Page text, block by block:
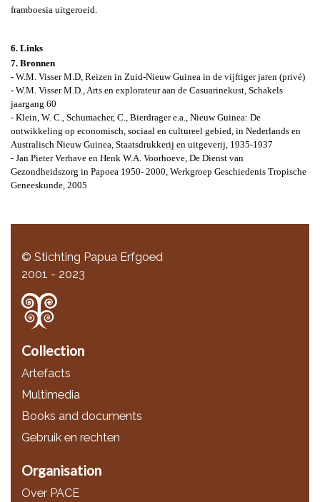
framboesia uitgeroeid.
6. Links
7. Bronnen
- W.M. Visser M.D, Reizen in Zuid-Nieuw Guinea in de vijftiger jaren (privé)
- W.M. Visser M.D., Arts en explorateur aan de Casuarinekust, Schakels
jaargang 60
- Klein, W. C., Schumacher, C., Bierdrager e.a., Nieuw Guinea: De
ontwikkeling op economisch, sociaal en cultureel gebied, in Nederlands en
Australisch Nieuw Guinea, Staatsdrukkerij en uitgeverij, 1935-1937
- Jan Pieter Verhave en Henk W.A. Voorhoeve, De Dienst van
Gezondheidszorg in Papoea 1950- 2000, Werkgroep Geschiedenis Tropische
Geneeskunde, 2005
© Stichting Papua Erfgoed
2001 - 2023
Collection
Artefacts
Multimedia
Books and documents
Gebruik en rechten
Organisation
Over PACE